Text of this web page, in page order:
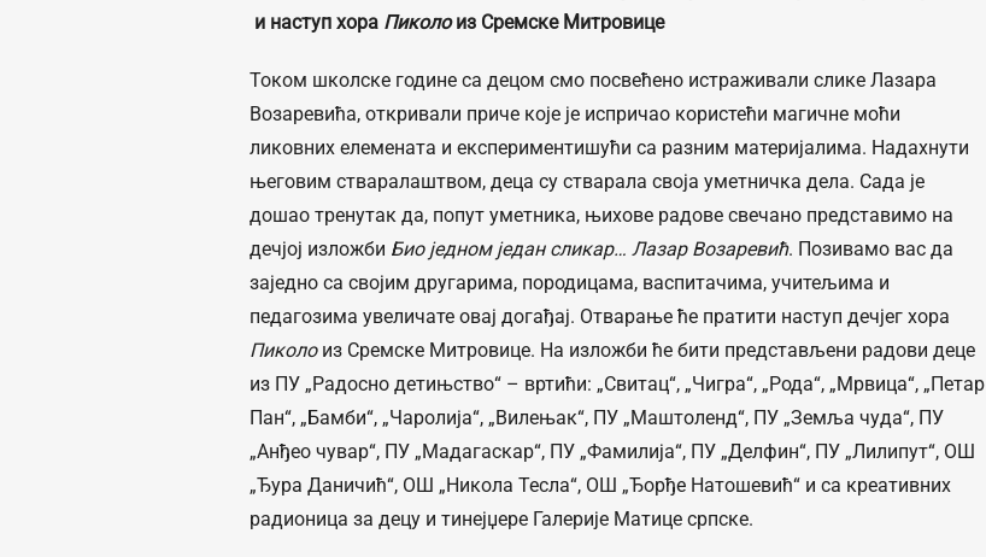
и наступ хора Пиколоиз Сремске Митровице
Током школске године са децом смо посвећено истраживали слике Лазара
Возаревића, откривали приче које је испричао користећи магичне моћи
ликовних елемената и експериментишући са разним материјалима. Надахнути
његовим стваралаштвом, деца су стварала своја уметничка дела. Сада је
дошао тренутак да, попут уметника, њихове радове свечано представимо на
дечјој изложби Био једном један сликар… Лазар Возаревић. Позивамо вас да
заједно са својим другарима, породицама, васпитачима, учитељима и
педагозима увеличате овај догађај. Отварање ће пратити наступ дечјег хора
Пиколоиз Сремске Митровице. На изложби ће бити представљени радови деце
из ПУ „Радосно детињство“ – вртићи: „Свитац“, „Чигра“, „Рода“, „Мрвица“, „Петар
Пан“, „Бамби“, „Чаролија“, „Вилењак“, ПУ „Маштоленд“, ПУ „Земља чуда“, ПУ
„Анђео чувар“, ПУ „Мадагаскар“, ПУ „Фамилија“, ПУ „Делфин“, ПУ „Лилипут“, ОШ
„Ђура Даничић“, ОШ „Никола Тесла“, ОШ „Ђорђе Натошевић“ и са креативних
радионица за децу и тинејџере Галерије Матице српске.